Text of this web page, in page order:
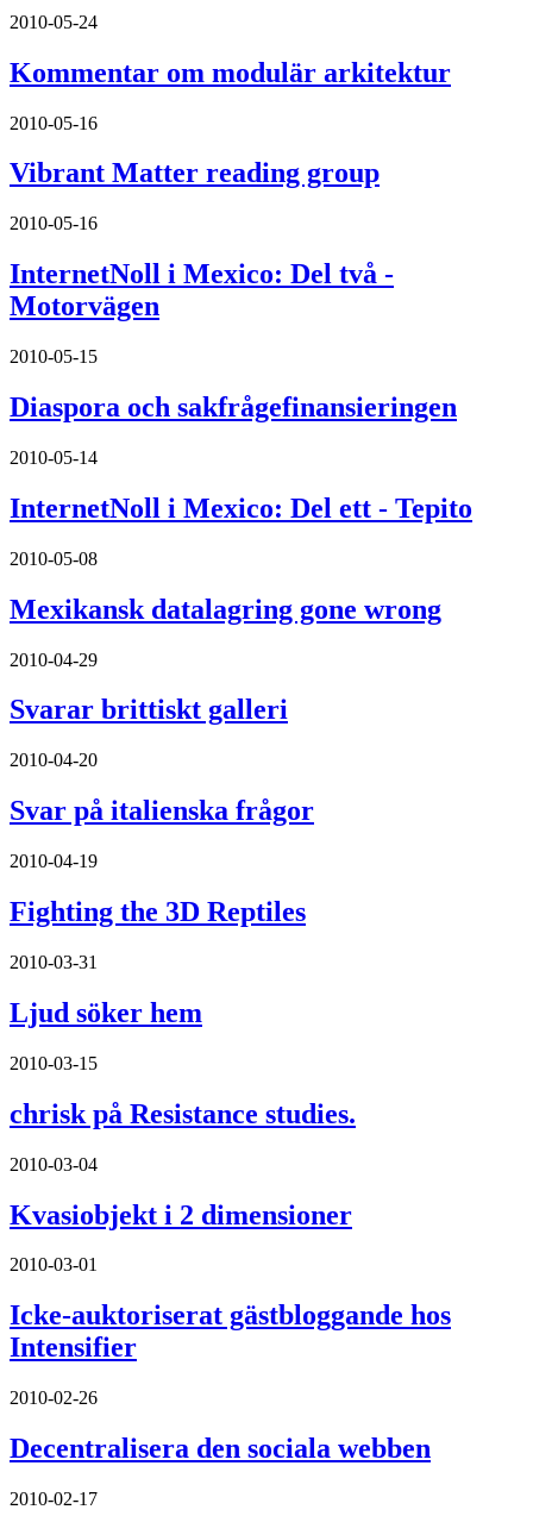
2010-05-24
Kommentar om modulär arkitektur
2010-05-16
Vibrant Matter reading group
2010-05-16
InternetNoll i Mexico: Del två -
Motorvägen
2010-05-15
Diaspora och sakfrågefinansieringen
2010-05-14
InternetNoll i Mexico: Del ett - Tepito
2010-05-08
Mexikansk datalagring gone wrong
2010-04-29
Svarar brittiskt galleri
2010-04-20
Svar på italienska frågor
2010-04-19
Fighting the 3D Reptiles
2010-03-31
Ljud söker hem
2010-03-15
chrisk på Resistance studies.
2010-03-04
Kvasiobjekt i 2 dimensioner
2010-03-01
Icke-auktoriserat gästbloggande hos
Intensifier
2010-02-26
Decentralisera den sociala webben
2010-02-17